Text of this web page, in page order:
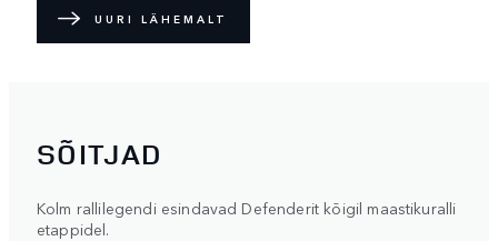
UURI LÄHEMALT
SÕITJAD
Kolm rallilegendi esindavad Defenderit kõigil maastikuralli
etappidel.